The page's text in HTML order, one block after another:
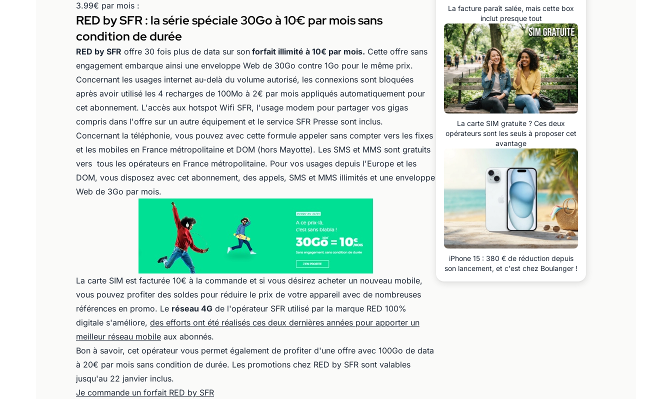
3.99€ par mois :
RED by SFR : la série spéciale 30Go à 10€ par mois sans
condition de durée
RED by SFR offre 30 fois plus de data sur son forfait illimité à 10€ par mois. Cette offre sans
engagement embarque ainsi une enveloppe Web de 30Go contre 1Go pour le même prix.
Concernant les usages internet au-delà du volume autorisé, les connexions sont bloquées
après avoir utilisé les 4 recharges de 100Mo à 2€ par mois appliqués automatiquement pour
cet abonnement. L'accès aux hotspot Wifi SFR, l'usage modem pour partager vos gigas
compris dans l'offre sur un autre équipement et le service SFR Presse sont inclus.
Concernant la téléphonie, vous pouvez avec cette formule appeler sans compter vers les fixes
et les mobiles en France métropolitaine et DOM (hors Mayotte). Les SMS et MMS sont gratuits
vers tous les opérateurs en France métropolitaine. Pour vos usages depuis l'Europe et les
DOM, vous disposez avec cet abonnement, des appels, SMS et MMS illimités et une enveloppe
Web de 3Go par mois.
La carte SIM est facturée 10€ à la commande et si vous désirez acheter un nouveau mobile,
vous pouvez profiter des soldes pour réduire le prix de votre appareil avec de nombreuses
références en promo. Le réseau 4G de l'opérateur SFR utilisé par la marque RED 100%
digitale s'améliore, des efforts ont été réalisés ces deux dernières années pour apporter un
meilleur réseau mobile aux abonnés.
Bon à savoir, cet opérateur vous permet également de profiter d'une offre avec 100Go de data
à 20€ par mois sans condition de durée. Les promotions chez RED by SFR sont valables
jusqu'au 22 janvier inclus.
Je commande un forfait RED by SFR
La facture paraît salée, mais cette box
inclut presque tout
La carte SIM gratuite ? Ces deux
opérateurs sont les seuls à proposer cet
avantage
iPhone 15 : 380 € de réduction depuis
son lancement, et c'est chez Boulanger !